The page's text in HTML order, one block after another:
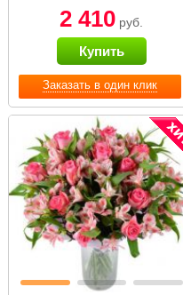
Заказать в один клик
2 410 руб.
Купить